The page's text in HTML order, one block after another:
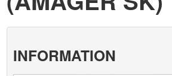
INFORMATION